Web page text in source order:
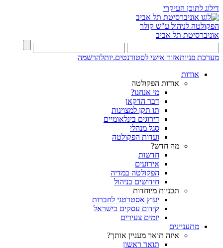
דילוג לתוכן העיקרי
הפקולטה לניהול ע"ש קולר
אוניברסיטת תל אביב
מערכת פניותאזור אישי לסטודנטים.יותלהרשמה
אודות
אודות הפקולטה
מי אנחנו?
דבר הדקאן
תו תקן למצוינות
דירוגים בינלאומיים
סגל מנהלי
ועדות הפקולטה
מה חדש?
חדשות
אירועים
הפקולטה במדיה
חידושים בניהול
תכניות מיוחדות
יעוץ אסטרטגי לחברות
קידום עסקים בישראל
יזמים צעירים
מתעניינים
איזה תואר מעניין אותך?
תואר ראשון